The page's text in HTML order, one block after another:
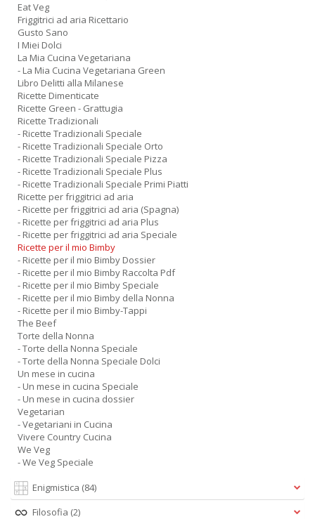
Eat Veg
Friggitrici ad aria Ricettario
Gusto Sano
I Miei Dolci
La Mia Cucina Vegetariana
- La Mia Cucina Vegetariana Green
Libro Delitti alla Milanese
Ricette Dimenticate
Ricette Green - Grattugia
Ricette Tradizionali
- Ricette Tradizionali Speciale
- Ricette Tradizionali Speciale Orto
- Ricette Tradizionali Speciale Pizza
- Ricette Tradizionali Speciale Plus
- Ricette Tradizionali Speciale Primi Piatti
Ricette per friggitrici ad aria
- Ricette per friggitrici ad aria (Spagna)
- Ricette per friggitrici ad aria Plus
- Ricette per friggitrici ad aria Speciale
Ricette per il mio Bimby
- Ricette per il mio Bimby Dossier
- Ricette per il mio Bimby Raccolta Pdf
- Ricette per il mio Bimby Speciale
- Ricette per il mio Bimby della Nonna
- Ricette per il mio Bimby-Tappi
The Beef
Torte della Nonna
- Torte della Nonna Speciale
- Torte della Nonna Speciale Dolci
Un mese in cucina
- Un mese in cucina Speciale
- Un mese in cucina dossier
Vegetarian
- Vegetariani in Cucina
Vivere Country Cucina
We Veg
- We Veg Speciale
Enigmistica (84)
Filosofia (2)